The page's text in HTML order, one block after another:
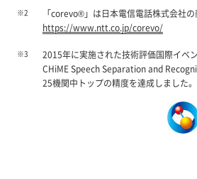
※2
「corevo®」は日本電信電話株式会社の
https://www.ntt.co.jp/corevo/
※3
2015年に実施された技術評価国際イベ
CHiME Speech Separation and
25機関中トップの精度を達成しました。